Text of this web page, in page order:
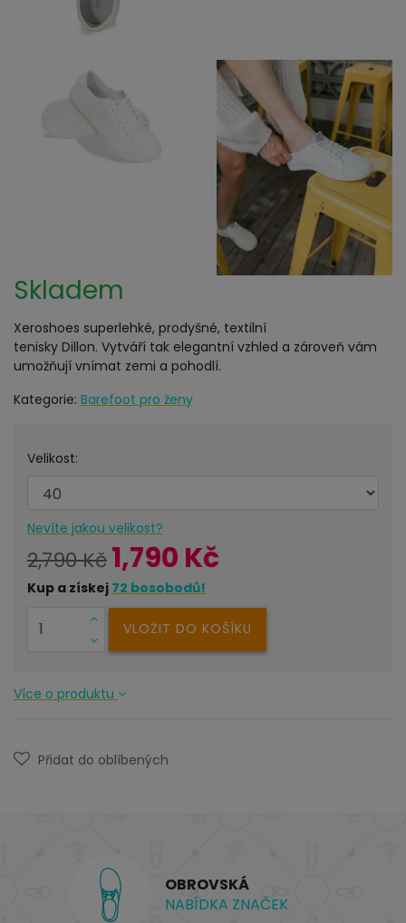
Skladem
Xeroshoes superlehké, prodyšné, textilní
tenisky Dillon. Vytváří tak elegantní vzhled a zároveň vám
umožňují vnímat zemi a pohodlí.
Kategorie: Barefoot pro ženy
Velikost:
Nevíte jakou velikost?
2,790 Kč1,790 Kč
Kup a získej 72 bosobodů!
VLOŽIT DO KOŠÍKU
Více o produktu
Přidat do oblíbených
OBROVSKÁ
NABÍDKA ZNAČEK